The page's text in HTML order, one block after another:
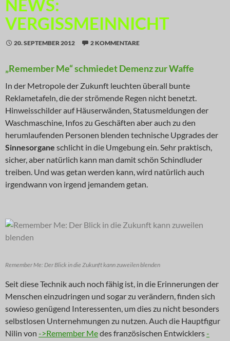
NEWS:
VERGISSMEINNICHT
20. SEPTEMBER 2012 2 KOMMENTARE
„Remember Me“ schmiedet Demenz zur Waffe
In der Metropole der Zukunft leuchten überall bunte
Reklametafeln, die der strömende Regen nicht benetzt.
Hinweisschilder auf Häuserwänden, Statusmeldungen der
Waschmaschine, Infos zu Geschäften aber auch zu den
herumlaufenden Personen blenden technische Upgrades der
Sinnesorgane schlicht in die Umgebung ein. Sehr praktisch,
sicher, aber natürlich kann man damit schön Schindluder
treiben. Und was getan werden kann, wird natürlich auch
irgendwann von irgend jemandem getan.
Remember Me: Der Blick in die Zukunft kann zuweilen blenden
Seit diese Technik auch noch fähig ist, in die Erinnerungen der
Menschen einzudringen und sogar zu verändern, finden sich
sowieso genügend Interessenten, um dies zu nicht besonders
selbstlosen Unternehmungen zu nutzen. Auch die Hauptfigur
Nilin von ->Remember Medes französischen Entwicklers-